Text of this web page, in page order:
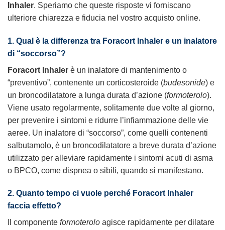
Inhaler. Speriamo che queste risposte vi forniscano
ulteriore chiarezza e fiducia nel vostro acquisto online.
1. Qual è la differenza tra Foracort Inhaler e un inalatore
di “soccorso”?
Foracort Inhaler è un inalatore di mantenimento o
“preventivo”, contenente un corticosteroide (budesonide) e
un broncodilatatore a lunga durata d’azione (formoterolo).
Viene usato regolarmente, solitamente due volte al giorno,
per prevenire i sintomi e ridurre l’infiammazione delle vie
aeree. Un inalatore di “soccorso”, come quelli contenenti
salbutamolo, è un broncodilatatore a breve durata d’azione
utilizzato per alleviare rapidamente i sintomi acuti di asma
o BPCO, come dispnea o sibili, quando si manifestano.
2. Quanto tempo ci vuole perché Foracort Inhaler
faccia effetto?
Il componente formoterolo agisce rapidamente per dilatare